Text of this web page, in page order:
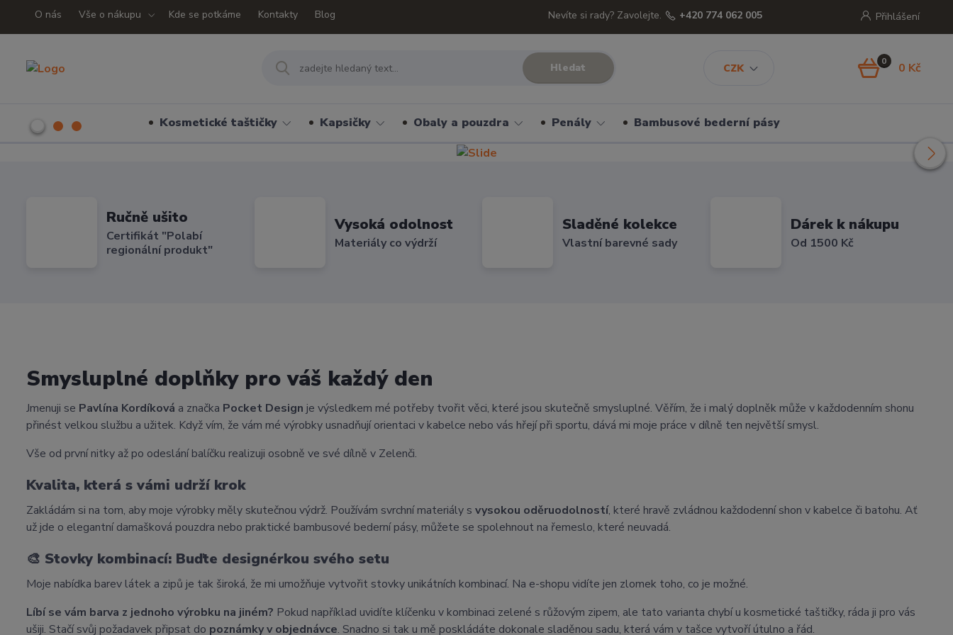
O nás Vše o nákupu Kde se potkáme Kontakty Blog Nevíte si rady? Zavolejte. +420 774 062 005 Přihlášení
Hledat CZK
0 0 Kč
Kosmetické taštičky Kapsičky Obaly a pouzdra Penály Bambusové bederní pásy
Ručně ušito
Certifikát "Polabí
regionální produkt"
Vysoká odolnost
Materiály co výdrží
Sladěné kolekce
Vlastní barevné sady
Dárek k nákupu
Od 1500 Kč
Smysluplné doplňky pro váš každý den
Jmenuji se Pavlína Kordíková a značka Pocket Design je výsledkem mé potřeby tvořit věci, které jsou skutečně smysluplné. Věřím, že i malý doplněk může v každodenním shonu
přinést velkou službu a užitek. Když vím, že vám mé výrobky usnadňují orientaci v kabelce nebo vás hřejí při sportu, dává mi moje práce v dílně ten největší smysl.
Vše od první nitky až po odeslání balíčku realizuji osobně ve své dílně v Zelenči.
Kvalita, která s vámi udrží krok
Zakládám si na tom, aby moje výrobky měly skutečnou výdrž. Používám svrchní materiály s vysokou oděruodolností, které hravě zvládnou každodenní shon v kabelce či batohu. Ať
už jde o elegantní damašková pouzdra nebo praktické bambusové bederní pásy, můžete se spolehnout na řemeslo, které neuvadá.
🎨 Stovky kombinací: Buďte designérkou svého setu
Moje nabídka barev látek a zipů je tak široká, že mi umožňuje vytvořit stovky unikátních kombinací. Na e-shopu vidíte jen zlomek toho, co je možné.
Líbí se vám barva z jednoho výrobku na jiném? Pokud například uvidíte klíčenku v kombinaci zelené s růžovým zipem, ale tato varianta chybí u kosmetické taštičky, ráda ji pro vás
ušiji. Stačí svůj požadavek připsat do poznámky v objednávce. Snadno si tak u mě poskládáte dokonale sladěnou sadu, která vám v tašce vytvoří útulno a řád.